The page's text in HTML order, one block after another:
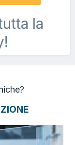
la